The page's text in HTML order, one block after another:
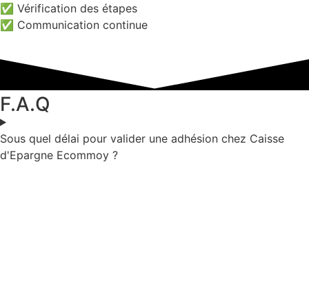
✅ Vérification des étapes
✅ Communication continue
F.A.Q
Sous quel délai pour valider une adhésion chez Caisse
d'Epargne Ecommoy ?